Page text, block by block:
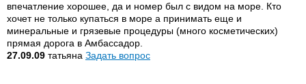
впечатление хорошее, да и номер был с видом на море. Кто
хочет не только купаться в море а принимать еще и
минеральные и грязевые процедуры (много косметических)
прямая дорога в Амбассадор.
27.09.09 татьяна Задать вопрос